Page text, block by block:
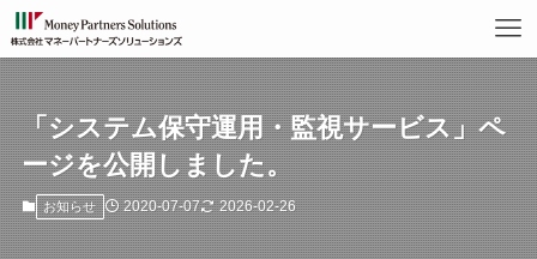
「システム保守運用・監視サービス」ペ
ージを公開しました。
お知らせ 2020-07-07 2026-02-26